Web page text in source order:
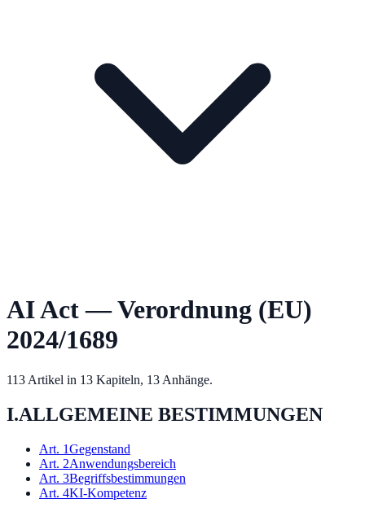
AI Act — Verordnung (EU)
2024/1689
113 Artikel in 13 Kapiteln, 13 Anhänge.
I.ALLGEMEINE BESTIMMUNGEN
Art. 1Gegenstand
Art. 2Anwendungsbereich
Art. 3Begriffsbestimmungen
Art. 4KI-Kompetenz